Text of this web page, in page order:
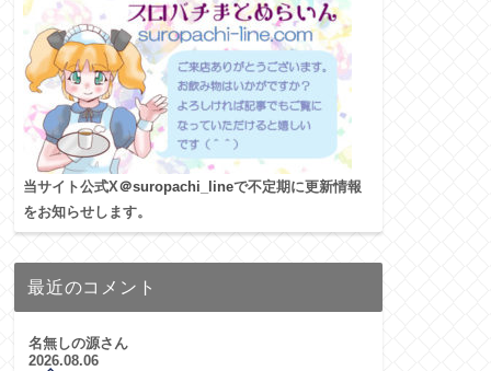
当サイト公式X＠suropachi_lineで不定期に更新情報
をお知らせします。
最近のコメント
名無しの源さん
2026.08.06